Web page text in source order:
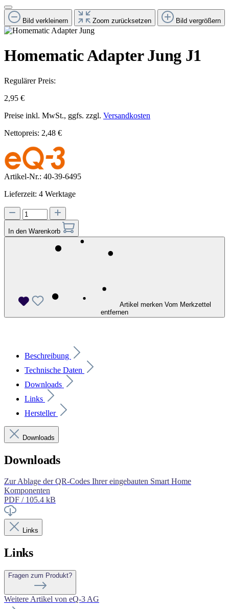
Bild verkleinern Zoom zurücksetzen Bild vergrößern
Homematic Adapter Jung J1
Regulärer Preis:
2,95 €
Preise inkl. MwSt., ggfs. zzgl. Versandkosten
Nettopreis: 2,48 €
Artikel-Nr.: 40-39-6495
Lieferzeit: 4 Werktage
In den Warenkorb
Artikel merken Vom Merkzettel
entfernen
Beschreibung
Technische Daten
Downloads
Links
Hersteller
Downloads
Downloads
Zur Ablage der QR-Codes Ihrer eingebauten Smart Home
Komponenten
PDF / 105.4 kB
Links
Links
Fragen zum Produkt?
Weitere Artikel von eQ-3 AG